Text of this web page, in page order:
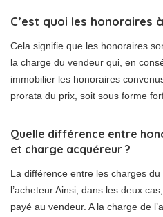
C’est quoi les honoraires
Cela signifie que les honoraires
la charge du vendeur qui, en
immobilier les honoraires
prorata du prix, soit sous forme
Quelle différence entre
et charge acquéreur ?
La différence entre les charges
l’acheteur Ainsi, dans les deux
payé au vendeur. A la charge de